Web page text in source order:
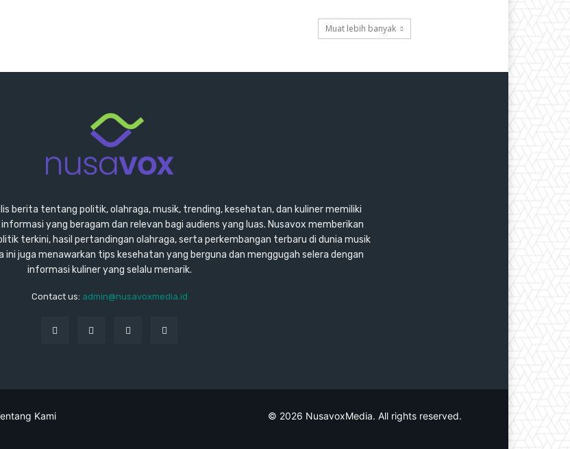
Muat lebih banyak
berita tentang politik, olahraga, musik, trending, kesehatan, dan kuliner memiliki
yang beragam dan relevan bagi audiens yang luas. Nusavox memberikan
terkini, hasil pertandingan olahraga, serta perkembangan terbaru di dunia musik
ini juga menawarkan tips kesehatan yang berguna dan menggugah selera dengan
informasi kuliner yang selalu menarik.
Contact us: admin@nusavoxmedia.id
Kami © 2026 NusavoxMedia. All rights reserved.